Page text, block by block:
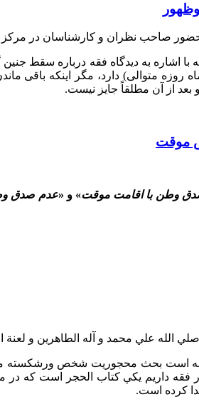
حضور صاحب نظران و کارشناسان در مرکز
به دیدگاه فقه درباره سقط
روزه متوالی) دارد، مگر اینکه باقی
از آن مطلقاً جایز نیست.
موقت
وطن با اقامت موقت» و «عدم صدق
الله علي محمد و آله الطاهرين و لعنة
است بحث محجوريت شخص ورشکسته
فقه داريم يکي کتاب الحجر است که
کرده است.